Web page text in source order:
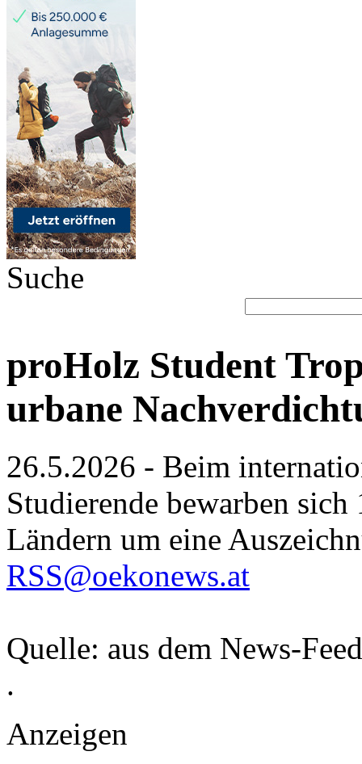
Suche
proHolz Student
urbane
26.5.2026 - Beim
Studierende bewarben
Ländern um eine
RSS@oekonews.at
Quelle: aus dem News-
.
Anzeigen